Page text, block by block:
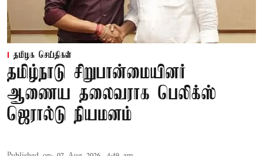
தமிழக செய்திகள்
தமிழ்நாடு சிறுபான்மையினர்
ஆணைய தலைவராக பெலிக்ஸ்
ஜெரால்டு நியமனம்